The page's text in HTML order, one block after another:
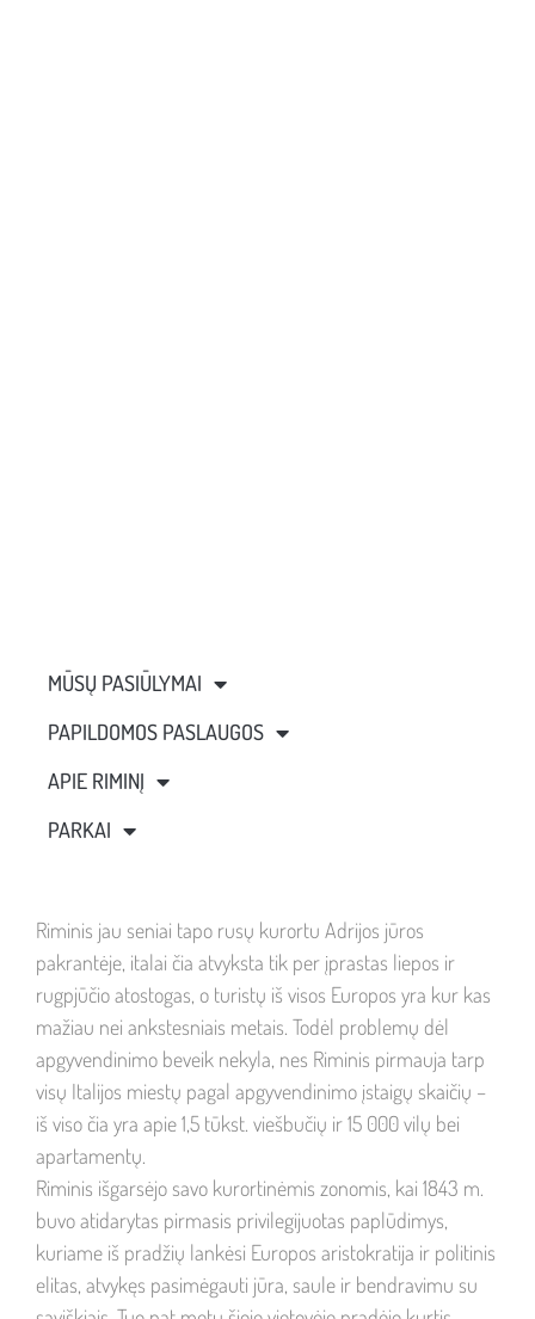
Riminis jau seniai tapo rusų kurortu Adrijos jūros
pakrantėje, italai čia atvyksta tik per įprastas liepos ir
rugpjūčio atostogas, o turistų iš visos Europos yra kur kas
mažiau nei ankstesniais metais. Todėl problemų dėl
apgyvendinimo beveik nekyla, nes Riminis pirmauja tarp
visų Italijos miestų pagal apgyvendinimo įstaigų skaičių –
iš viso čia yra apie 1,5 tūkst. viešbučių ir 15 000 vilų bei
apartamentų.
Riminis išgarsėjo savo kurortinėmis zonomis, kai 1843 m.
buvo atidarytas pirmasis privilegijuotas paplūdimys,
kuriame iš pradžių lankėsi Europos aristokratija ir politinis
elitas, atvykęs pasimėgauti jūra, saule ir bendravimu su
MŪSŲ PASIŪLYMAI
PAPILDOMOS PASLAUGOS
APIE RIMINĮ
PARKAI